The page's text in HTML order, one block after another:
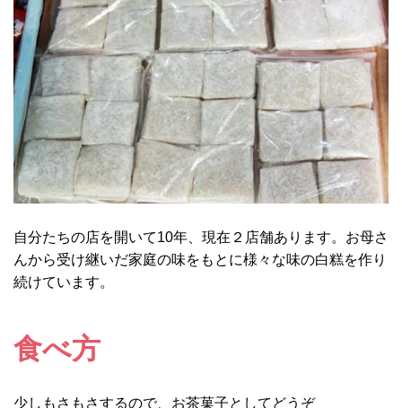
自分たちの店を開いて10年、現在２店舗あります。お母さ
んから受け継いだ家庭の味をもとに様々な味の白糕を作り
続けています。
食べ方
少しもさもさするので、お茶菓子としてどうぞ